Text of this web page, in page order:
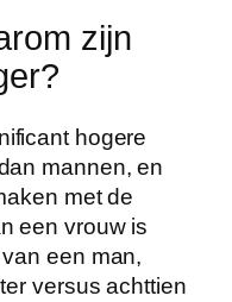
zijn
hogere
mannen, en
met de
een vrouw is
een man,
versus achttien